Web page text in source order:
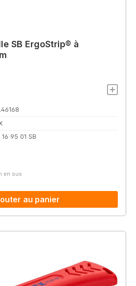
SB ErgoStrip® à
16 95 01 SB
en sus
au panier